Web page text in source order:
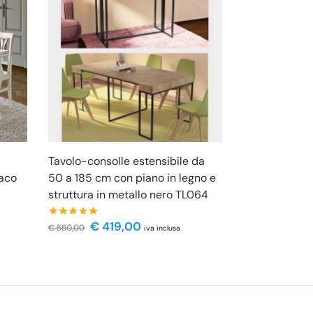
Tavolo-consolle estensibile da
50 a 185 cm con piano in legno e
struttura in metallo nero TL064
€550,00 €419,00 iva inclusa